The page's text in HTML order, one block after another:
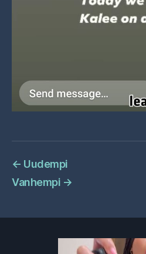
← Uudempi
Vanhempi →